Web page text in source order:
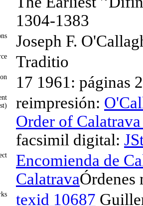
1304-1383
Joseph F.
Traditio
17 1961: páginas
reimpresión:
Order of
facsimil digital:
Encomienda de
CalatravaÓrdenes
texid 10687